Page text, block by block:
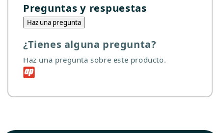
Preguntas y respuestas
Haz una pregunta
¿Tienes alguna pregunta?
Haz una pregunta sobre este producto.